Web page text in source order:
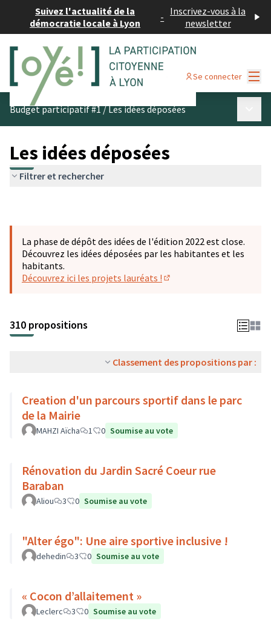
Suivez l'actualité de la
démocratie locale à Lyon
- Inscrivez-vous à la
newsletter
Se connecter
Budget participatif #1/Les idées déposées
Les idées déposées
Filtrer et rechercher
La phase de dépôt des idées de l'édition 2022 est close.
Découvrez les idées déposées par les habitantes et les
habitants.
Découvrez ici les projets lauréats !
310 propositions
Classement des propositions par :
Creation d'un parcours sportif dans le parc
de la Mairie
MAHZI Aïcha 1 0 Soumise au vote
Rénovation du Jardin Sacré Coeur rue
Baraban
Aliou 3 0 Soumise au vote
"Alter égo": Une aire sportive inclusive !
dehedin 3 0 Soumise au vote
« Cocon d’allaitement »
Leclerc 3 0 Soumise au vote